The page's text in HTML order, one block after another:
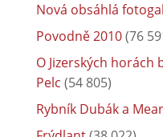
Nová obsáhlá
Povodně 2010(76
O Jizerských
Pelc (54 805)
Rybník Dubák a